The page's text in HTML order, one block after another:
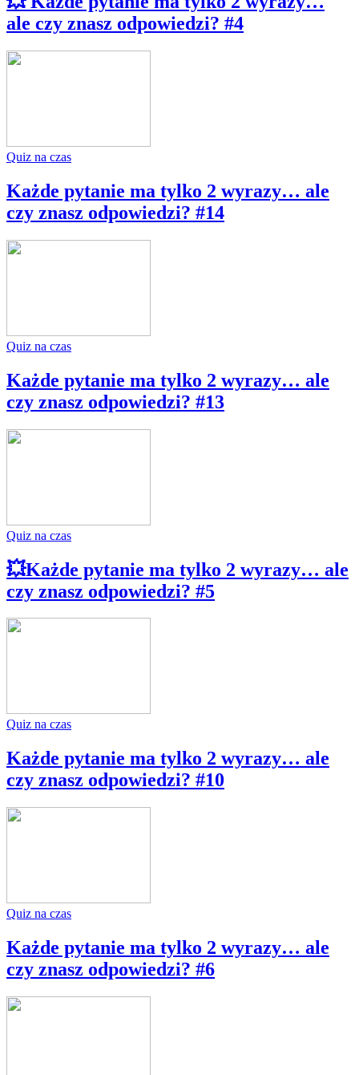
ale czy znasz odpowiedzi? #4
Quiz na czas
Każde pytanie ma tylko 2 wyrazy… ale
czy znasz odpowiedzi? #14
Quiz na czas
Każde pytanie ma tylko 2 wyrazy… ale
czy znasz odpowiedzi? #13
Quiz na czas
💥Każde pytanie ma tylko 2 wyrazy… ale
czy znasz odpowiedzi? #5
Quiz na czas
Każde pytanie ma tylko 2 wyrazy… ale
czy znasz odpowiedzi? #10
Quiz na czas
Każde pytanie ma tylko 2 wyrazy… ale
czy znasz odpowiedzi? #6